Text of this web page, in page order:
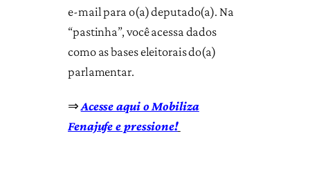
e-mail para o(a) deputado(a). Na
“pastinha”, você acessa dados
como as bases eleitorais do(a)
parlamentar.
⇒Acesse aqui o Mobiliza
Fenajufe e pressione!